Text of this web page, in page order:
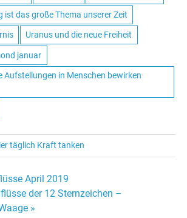
ist das große Thema unserer Zeit
Uranus und die neue Freiheit
januar
Aufstellungen in Menschen bewirken
täglich Kraft tanken
April 2019
der 12 Sternzeichen –
»